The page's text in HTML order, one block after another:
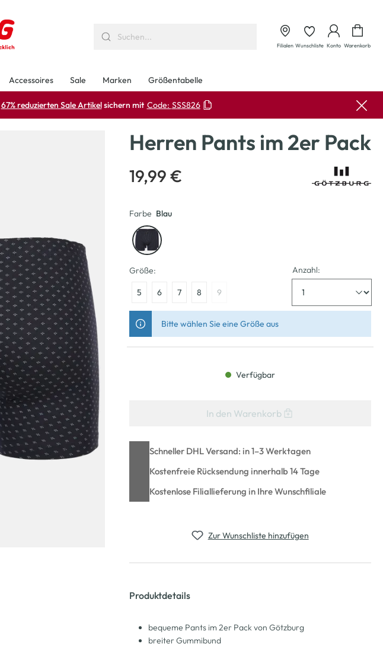
Filialen Wunschliste Konto Warenkorb
Accessoires Sale Marken Größentabelle
67% reduzierten Sale Artikelsichern mit Code: SSS826
Herren Pants im 2er Pack
19,99 €
Farbe Blau
Größe:
5 6 7 8 9
Anzahl:
Bitte wählen Sie eine Größe aus
Verfügbar
In den Warenkorb
Schneller DHL Versand: in 1–3 Werktagen
Kostenfreie Rücksendung innerhalb 14 Tage
Kostenlose Filiallieferung in Ihre Wunschfiliale
Zur Wunschliste hinzufügen
Produktdetails
bequeme Pants im 2er Pack von Götzburg
breiter Gummibund